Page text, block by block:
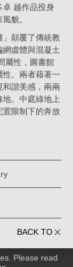
Please read
卓 越作品投身
貌。
顛覆了傳統教
虛體與混凝土
屬性，圖書館
性。兩者藉著一
諧美感，兩兩
。中庭綠地上
置限制下的奔放
BACK TO